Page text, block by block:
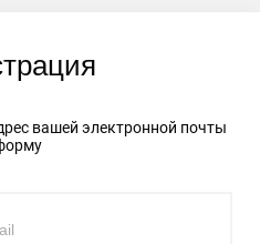
вашей электронной почты